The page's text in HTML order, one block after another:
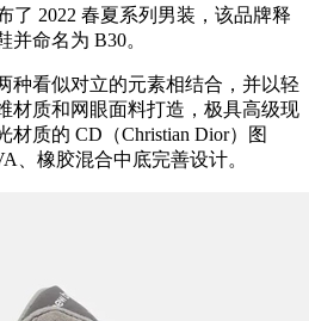
2022 春夏系列男装，该品牌释
命名为 B30。
看似对立的元素相结合，并以轻
材质和网眼面料打造，极具高级现
质的 CD（Christian Dior）图
、橡胶混合中底完善设计。